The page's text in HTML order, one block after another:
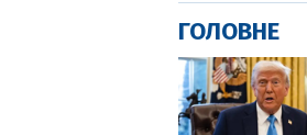
ГОЛОВНЕ